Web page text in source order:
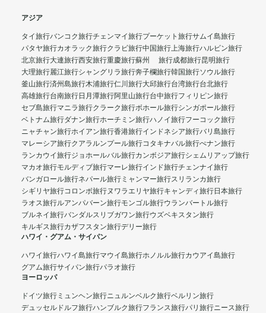
アジア
タイ旅行バンコク旅行チェンマイ旅行プーケット旅行サムイ島旅行
パタヤ旅行カオラック旅行クラビ旅行中国旅行上海旅行ハルビン旅行
北京旅行大連旅行西安旅行重慶旅行蘇州 旅行成都旅行昆明旅行
大理旅行麗江旅行シャングリラ旅行奔子欄旅行韓国旅行ソウル旅行
釜山旅行済州島旅行木浦旅行仁川旅行大邱旅行台湾旅行台北旅行
高雄旅行台南旅行日月潭旅行阿里山旅行台中旅行フィリピン旅行
セブ島旅行マニラ旅行クラーク旅行ボホール旅行シンガポール旅行
ベトナム旅行ダナン旅行ホーチミン旅行ハノイ旅行フーコック旅行
ニャチャン旅行ホイアン旅行香港旅行インドネシア旅行バリ島旅行
マレーシア旅行クアラルンプール旅行コタキナバル旅行ぺナン旅行
ランカウイ旅行ジョホールバル旅行カンボジア旅行シェムリアップ旅行
マカオ旅行モルディブ旅行マーレ旅行インド旅行チェンナイ旅行
バンガロール旅行ネパール旅行 ミャンマー旅行スリランカ旅行
シギリヤ旅行コロンボ旅行ヌワラエリヤ旅行キャンディ旅行日本旅行
ラオス旅行ルアンパバーン旅行モンゴル旅行ウランバートル旅行
ブルネイ旅行バンダルスリブガワン旅行ウズベキスタン旅行
キルギス旅行カザフスタン旅行デリー旅行
ハワイ・グアム・サイパン
ハワイ旅行ハワイ島旅行マウイ島旅行ホノルル旅行カウアイ島旅行
グアム旅行サイパン旅行パラオ旅行
ヨーロッパ
ドイツ旅行 ミュンヘン旅行ニュルンベルク旅行ベルリン旅行
デュッセルドルフ旅行ハンブルク旅行フランス旅行パリ旅行ニース旅行